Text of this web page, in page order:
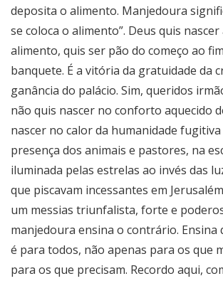
deposita o alimento. Manjedoura
se coloca o alimento”. Deus quis
alimento, quis ser pão do começo ao
banquete. É a vitória da gratuidade da
ganância do palácio. Sim, queridos
não quis nascer no conforto aquecido
nascer no calor da humanidade fugitiva
presença dos animais e pastores, na
iluminada pelas estrelas ao invés das
que piscavam incessantes em
um messias triunfalista, forte e
manjedoura ensina o contrário. Ensina
é para todos, não apenas para os que
para os que precisam. Recordo aqui,